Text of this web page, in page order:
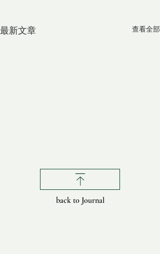
最新文章 查看全部
back to Journal